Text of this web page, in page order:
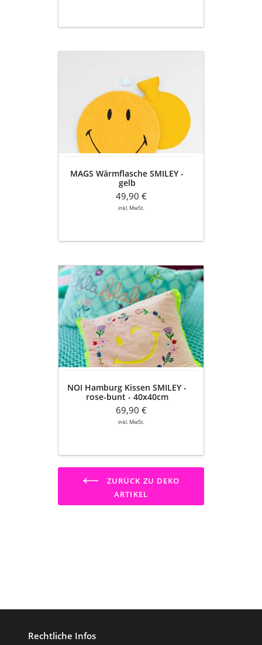
MAGS Wärmflasche SMILEY -
gelb
49,90 €
inkl. MwSt.
NOI
Hamburg
Kissen
SMILEY
-
rose-
bunt
-
40x40cm
NOI Hamburg Kissen SMILEY -
rose-bunt - 40x40cm
69,90 €
inkl. MwSt.
ZURÜCK ZU DEKO
ARTIKEL
Rechtliche Infos